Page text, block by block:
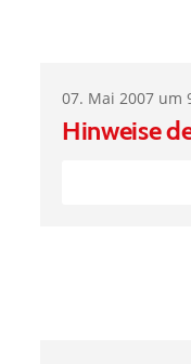
07. Mai 2007 um
Hinweise